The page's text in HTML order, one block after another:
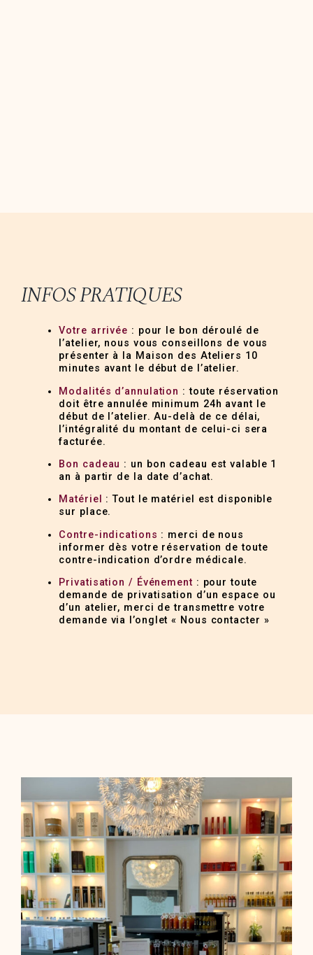
INFOS PRATIQUES
Votre arrivée : pour le bon déroulé de
l’atelier, nous vous conseillons de vous
présenter à la Maison des Ateliers 10
minutes avant le début de l’atelier.
Modalités d’annulation : toute réservation
doit être annulée minimum 24h avant le
début de l’atelier. Au-delà de ce délai,
l’intégralité du montant de celui-ci sera
facturée.
Bon cadeau : un bon cadeau est valable 1
an à partir de la date d’achat.
Matériel : Tout le matériel est disponible
sur place.
Contre-indications : merci de nous
informer dès votre réservation de toute
contre-indication d’ordre médicale.
Privatisation / Événement : pour toute
demande de privatisation d’un espace ou
d’un atelier, merci de transmettre votre
demande via l’onglet « Nous contacter »